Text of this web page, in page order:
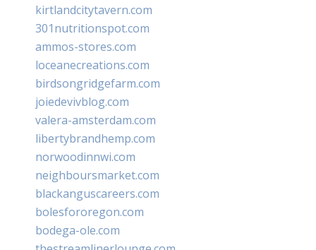
kirtlandcitytavern.com
301nutritionspot.com
ammos-stores.com
loceanecreations.com
birdsongridgefarm.com
joiedevivblog.com
valera-amsterdam.com
libertybrandhemp.com
norwoodinnwi.com
neighboursmarket.com
blackanguscareers.com
bolesfororegon.com
bodega-ole.com